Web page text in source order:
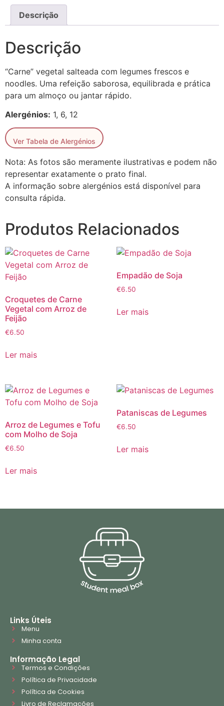
Descrição
Descrição
“Carne” vegetal salteada com legumes frescos e
noodles. Uma refeição saborosa, equilibrada e prática
para um almoço ou jantar rápido.
Alergénios: 1, 6, 12
Ver Tabela de Alergénios
Nota: As fotos são meramente ilustrativas e podem não
representar exatamente o prato final.
A informação sobre alergénios está disponível para
consulta rápida.
Produtos Relacionados
Croquetes de Carne
Vegetal com Arroz de
Feijão
€6.50
Ler mais
Empadão de Soja
€6.50
Ler mais
Arroz de Legumes e Tofu
com Molho de Soja
€6.50
Ler mais
Pataniscas de Legumes
€6.50
Ler mais
Links Úteis
Menu
Minha conta
Informação Legal
Termos e Condições
Política de Privacidade
Política de Cookies
Livro de Reclamações